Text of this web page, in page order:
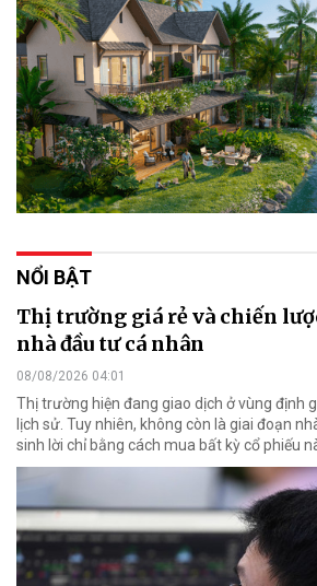
NỔI BẬT
Thị trường giá rẻ và chiến
nhà đầu tư cá nhân
08/08/2026 04:01
Thị trường hiện đang giao dịch ở vùng định
lịch sử. Tuy nhiên, không còn là giai đoạn
sinh lời chỉ bằng cách mua bất kỳ cổ phiếu